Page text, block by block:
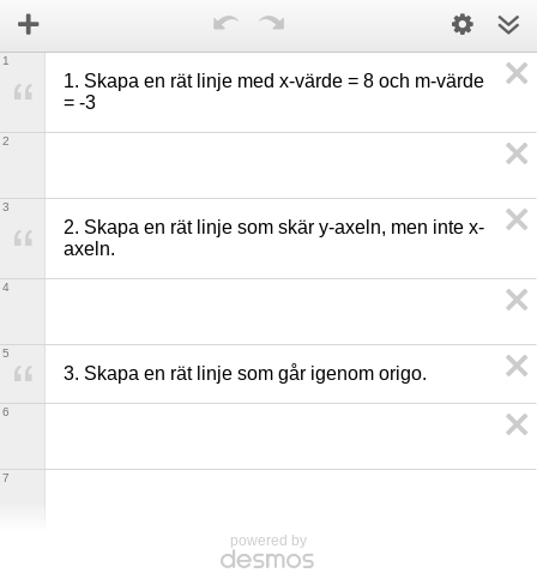
1. Skapa en rät linje med x-värde = 8 och m-värde
= -3
1
2
2. Skapa en rät linje som skär y-axeln, men inte x-
axeln.
3
4
3. Skapa en rät linje som går igenom origo.
5
6
7
powered by